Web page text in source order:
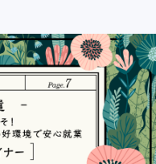
を除く9:00～18:00）